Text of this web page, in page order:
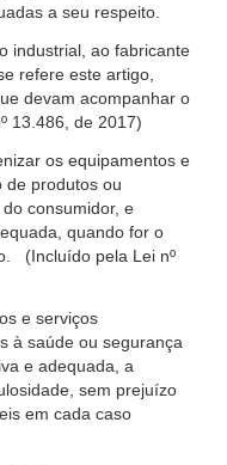
a seu respeito.
industrial, ao fabricante
refere este artigo,
devam acompanhar o
13.486, de 2017)
os equipamentos e
de produtos ou
consumidor, e
quando for o
(Incluído pela Lei nº
e serviços
à saúde ou segurança
e adequada, a
sem prejuízo
em cada caso